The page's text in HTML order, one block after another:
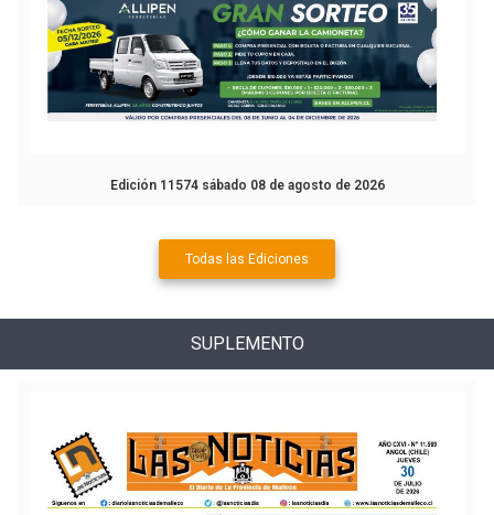
Edición 11574 sábado 08 de agosto de 2026
Todas las Ediciones
SUPLEMENTO